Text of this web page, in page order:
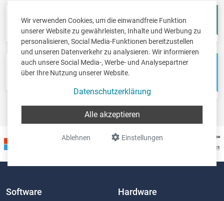
Wir verwenden Cookies, um die einwandfreie Funktion
unserer Website zu gewährleisten, Inhalte und Werbung zu
personalisieren, Social Media-Funktionen bereitzustellen
und unseren Datenverkehr zu analysieren. Wir informieren
auch unsere Social Media-, Werbe- und Analysepartner
über Ihre Nutzung unserer Website.
Datenschutzerklärung
Einstellungen
Ablehnen
Alle akzeptieren
Fisc-in
Steuererklärungen
Account-in
Jahresabschlüsse
Pos-in
Kassensystem
Net-in
Webshops &
Software Hardware